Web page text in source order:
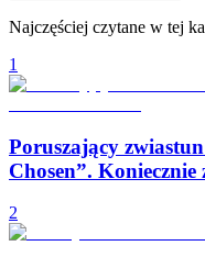
Najczęściej czytane w tej
1
Poruszający
Chosen”. Koniecznie
2